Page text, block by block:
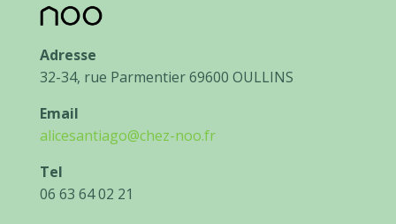
Adresse
32-34, rue Parmentier 69600 OULLINS
Email
alicesantiago@chez-noo.fr
Tel
06 63 64 02 21